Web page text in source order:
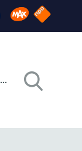
Omroep MAX
NPO
Registreren